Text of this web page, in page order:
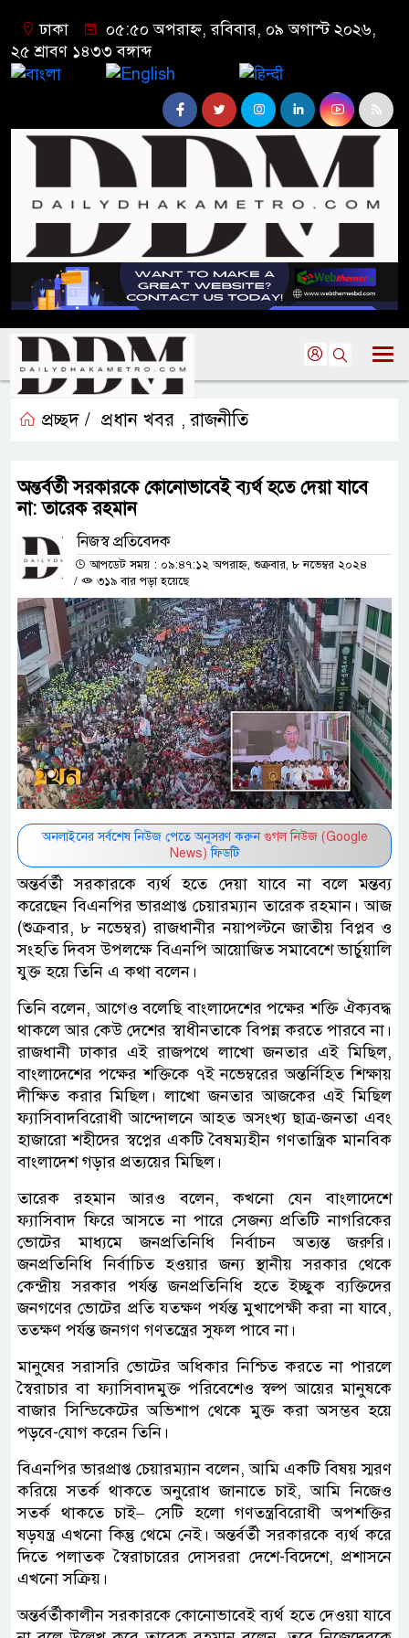
ঢাকা
০৫:৫০ অপরাহ্ন, রবিবার, ০৯ অগাস্ট ২০২৬,
২৫ শ্রাবণ ১৪৩৩ বঙ্গাব্দ
প্রচ্ছদ / প্রধান খবর ,রাজনীতি
অন্তর্বর্তী সরকারকে কোনোভাবেই ব্যর্থ হতে দেয়া যাবে
না: তারেক রহমান
নিজস্ব প্রতিবেদক
আপডেট সময় : ০৯:৪৭:১২ অপরাহ্ন, শুক্রবার, ৮ নভেম্বর ২০২৪
/
৩১৯ বার পড়া হয়েছে
অনলাইনের সর্বশেষ নিউজ পেতে অনুসরণ করুন গুগল নিউজ (Google
News) ফিডটি
অন্তর্বর্তী সরকারকে ব্যর্থ হতে দেয়া যাবে না বলে মন্তব্য
করেছেন বিএনপির ভারপ্রাপ্ত চেয়ারম্যান তারেক রহমান। আজ
(শুক্রবার, ৮ নভেম্বর) রাজধানীর নয়াপল্টনে জাতীয় বিপ্লব ও
সংহতি দিবস উপলক্ষে বিএনপি আয়োজিত সমাবেশে ভার্চুয়ালি
যুক্ত হয়ে তিনি এ কথা বলেন।
তিনি বলেন, আগেও বলেছি বাংলাদেশের পক্ষের শক্তি ঐক্যবদ্ধ
থাকলে আর কেউ দেশের স্বাধীনতাকে বিপন্ন করতে পারবে না।
রাজধানী ঢাকার এই রাজপথে লাখো জনতার এই মিছিল,
বাংলাদেশের পক্ষের শক্তিকে ৭ই নভেম্বরের অন্তর্নিহিত শিক্ষায়
দীক্ষিত করার মিছিল। লাখো জনতার আজকের এই মিছিল
ফ্যাসিবাদবিরোধী আন্দোলনে আহত অসংখ্য ছাত্র-জনতা এবং
হাজারো শহীদের স্বপ্নের একটি বৈষম্যহীন গণতান্ত্রিক মানবিক
বাংলাদেশ গড়ার প্রত্যয়ের মিছিল।
তারেক রহমান আরও বলেন, কখনো যেন বাংলাদেশে
ফ্যাসিবাদ ফিরে আসতে না পারে সেজন্য প্রতিটি নাগরিকের
ভোটের মাধ্যমে জনপ্রতিনিধি নির্বাচন অত্যন্ত জরুরি।
জনপ্রতিনিধি নির্বাচিত হওয়ার জন্য স্থানীয় সরকার থেকে
কেন্দ্রীয় সরকার পর্যন্ত জনপ্রতিনিধি হতে ইচ্ছুক ব্যক্তিদের
জনগণের ভোটের প্রতি যতক্ষণ পর্যন্ত মুখাপেক্ষী করা না যাবে,
ততক্ষণ পর্যন্ত জনগণ গণতন্ত্রের সুফল পাবে না।
মানুষের সরাসরি ভোটের অধিকার নিশ্চিত করতে না পারলে
স্বৈরাচার বা ফ্যাসিবাদমুক্ত পরিবেশেও স্বল্প আয়ের মানুষকে
বাজার সিন্ডিকেটের অভিশাপ থেকে মুক্ত করা অসম্ভব হয়ে
পড়বে-যোগ করেন তিনি।
বিএনপির ভারপ্রাপ্ত চেয়ারম্যান বলেন, আমি একটি বিষয় স্মরণ
করিয়ে সতর্ক থাকতে অনুরোধ জানাতে চাই, আমি নিজেও
সতর্ক থাকতে চাই– সেটি হলো গণতন্ত্রবিরোধী অপশক্তির
ষড়যন্ত্র এখনো কিন্তু থেমে নেই। অন্তর্বর্তী সরকারকে ব্যর্থ করে
দিতে পলাতক স্বৈরাচারের দোসররা দেশে-বিদেশে, প্রশাসনে
এখনো সক্রিয়।
অন্তর্বর্তীকালীন সরকারকে কোনোভাবেই ব্যর্থ হতে দেওয়া যাবে